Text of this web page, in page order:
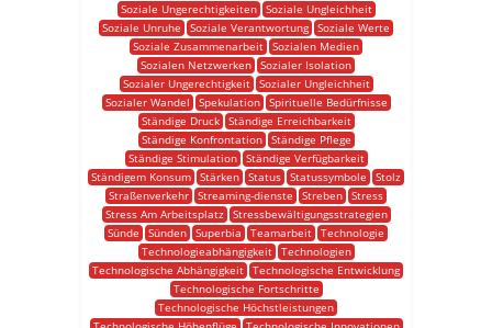
Soziale Ungerechtigkeiten
Soziale Ungleichheit
Soziale Unruhe
Soziale Verantwortung Soziale Werte
Soziale Zusammenarbeit Sozialen Medien
Sozialen Netzwerken Sozialer Isolation
Sozialer Ungerechtigkeit
Sozialer Ungleichheit
Sozialer Wandel
Spekulation
Spirituelle Bedürfnisse
Ständige Druck
Ständige Erreichbarkeit
Ständige Konfrontation
Ständige Pflege
Ständige Stimulation
Ständige Verfügbarkeit
Ständigem Konsum Stärken Status Statussymbole
Stolz
Straßenverkehr Streaming-dienste Streben Stress
Stress Am Arbeitsplatz
Stressbewältigungsstrategien
Sünde
Sünden Superbia Teamarbeit Technologie
Technologieabhängigkeit
Technologien
Technologische Abhängigkeit Technologische Entwicklung
Technologische Fortschritte
Technologische Höchstleistungen